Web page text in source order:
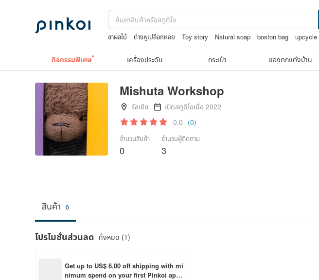
ชาผลไม้ ต่างหูเปลือกหอย Toy story Natural soap boston bag upcycle
กิจกรรมพิเศษ เครื่องประดับ กระเป๋า ของตกแต่งบ้าน
Mishuta Workshop
รัสเซีย
เปิดสตูดิโอเมื่อ 2022
0.0 (0)
จำนวนสินค้า
0
จำนวนผู้ติดตาม
3
สินค้า 0
โปรโมชั่นส่วนลด ทั้งหมด (1)
Get up to US$ 6.00 off shipping with mi
nimum spend on your first Pinkoi app